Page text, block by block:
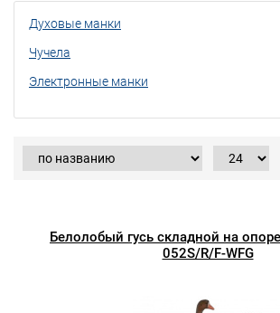
Духовые манки
Чучела
Электронные манки
Белолобый гусь складной на
052S/R/F-WFG